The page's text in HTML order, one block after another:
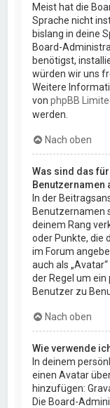
Meist hat die
Sprache nicht
bislang in deine
Board-
benötigst,
würden wir uns
Weitere
vonphpBB
werden.
Nach oben
Was sind das
Benutzernamen
In der
Benutzernamen
deinem Rang
oder Punkte, die
im Forum
auch als
der Regel um ein
Benutzer zu
Nach oben
Wie verwende
In deinem
einen Avatar
hinzufügen:
Die Board-